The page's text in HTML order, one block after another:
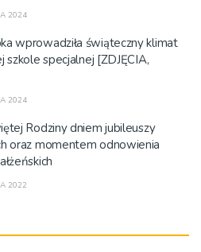
2024
wprowadziła świąteczny klimat
szkole specjalnej [ZDJĘCIA,
2024
Rodziny dniem jubileuszy
oraz momentem odnowienia
2022